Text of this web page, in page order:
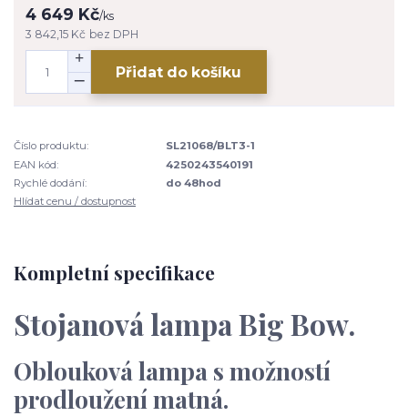
4 649 Kč/ks
3 842,15 Kč bez DPH
Přidat do košíku
Číslo produktu:
SL21068/BLT3-1
EAN kód:
4250243540191
Rychlé dodání:
do 48hod
Hlídat cenu / dostupnost
Kompletní specifikace
Stojanová lampa Big Bow.
Oblouková lampa s možností
prodloužení matná.